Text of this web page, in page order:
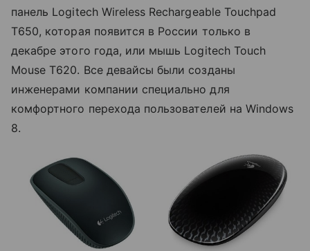
панель Logitech Wireless Rechargeable Touchpad
T650, которая появится в России только в
декабре этого года, или мышь Logitech Touch
Mouse T620. Все девайсы были созданы
инженерами компании специально для
комфортного перехода пользователей на Windows
8.